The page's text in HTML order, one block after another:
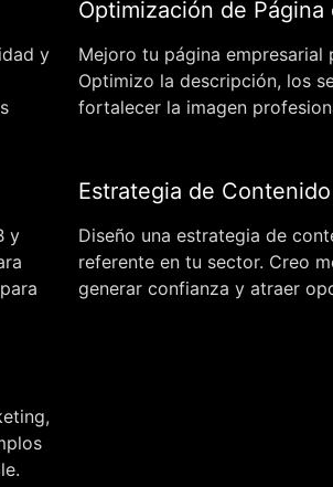
y
Optimización de
Mejoro tu página
Optimizo la descripción, los
fortalecer la imagen
y
Estrategia de
Diseño una estrategia de
referente en tu sector. Creo
generar confianza y atraer